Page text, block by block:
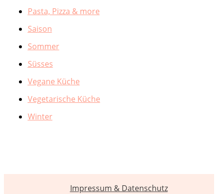
Pasta, Pizza & more
Saison
Sommer
Süsses
Vegane Küche
Vegetarische Küche
Winter
Impressum & Datenschutz